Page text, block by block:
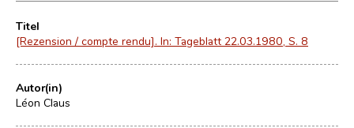
Titel
[Rezension / compte rendu]. In: Tageblatt 22.03.1980, S. 8
Autor(in)
Léon Claus